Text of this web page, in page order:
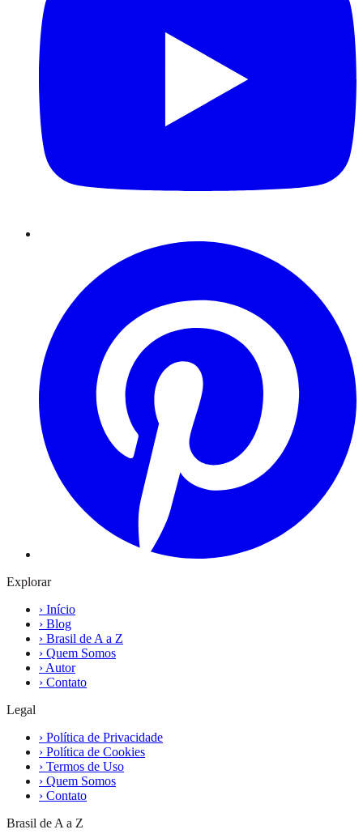
Explorar
› Início
› Blog
› Brasil de A a Z
› Quem Somos
› Autor
› Contato
Legal
› Política de Privacidade
› Política de Cookies
› Termos de Uso
› Quem Somos
› Contato
Brasil de A a Z